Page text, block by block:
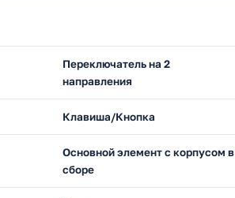
Переключатель на 2
направления
Клавиша/Кнопка
Основной элемент с корпусом в
сборе